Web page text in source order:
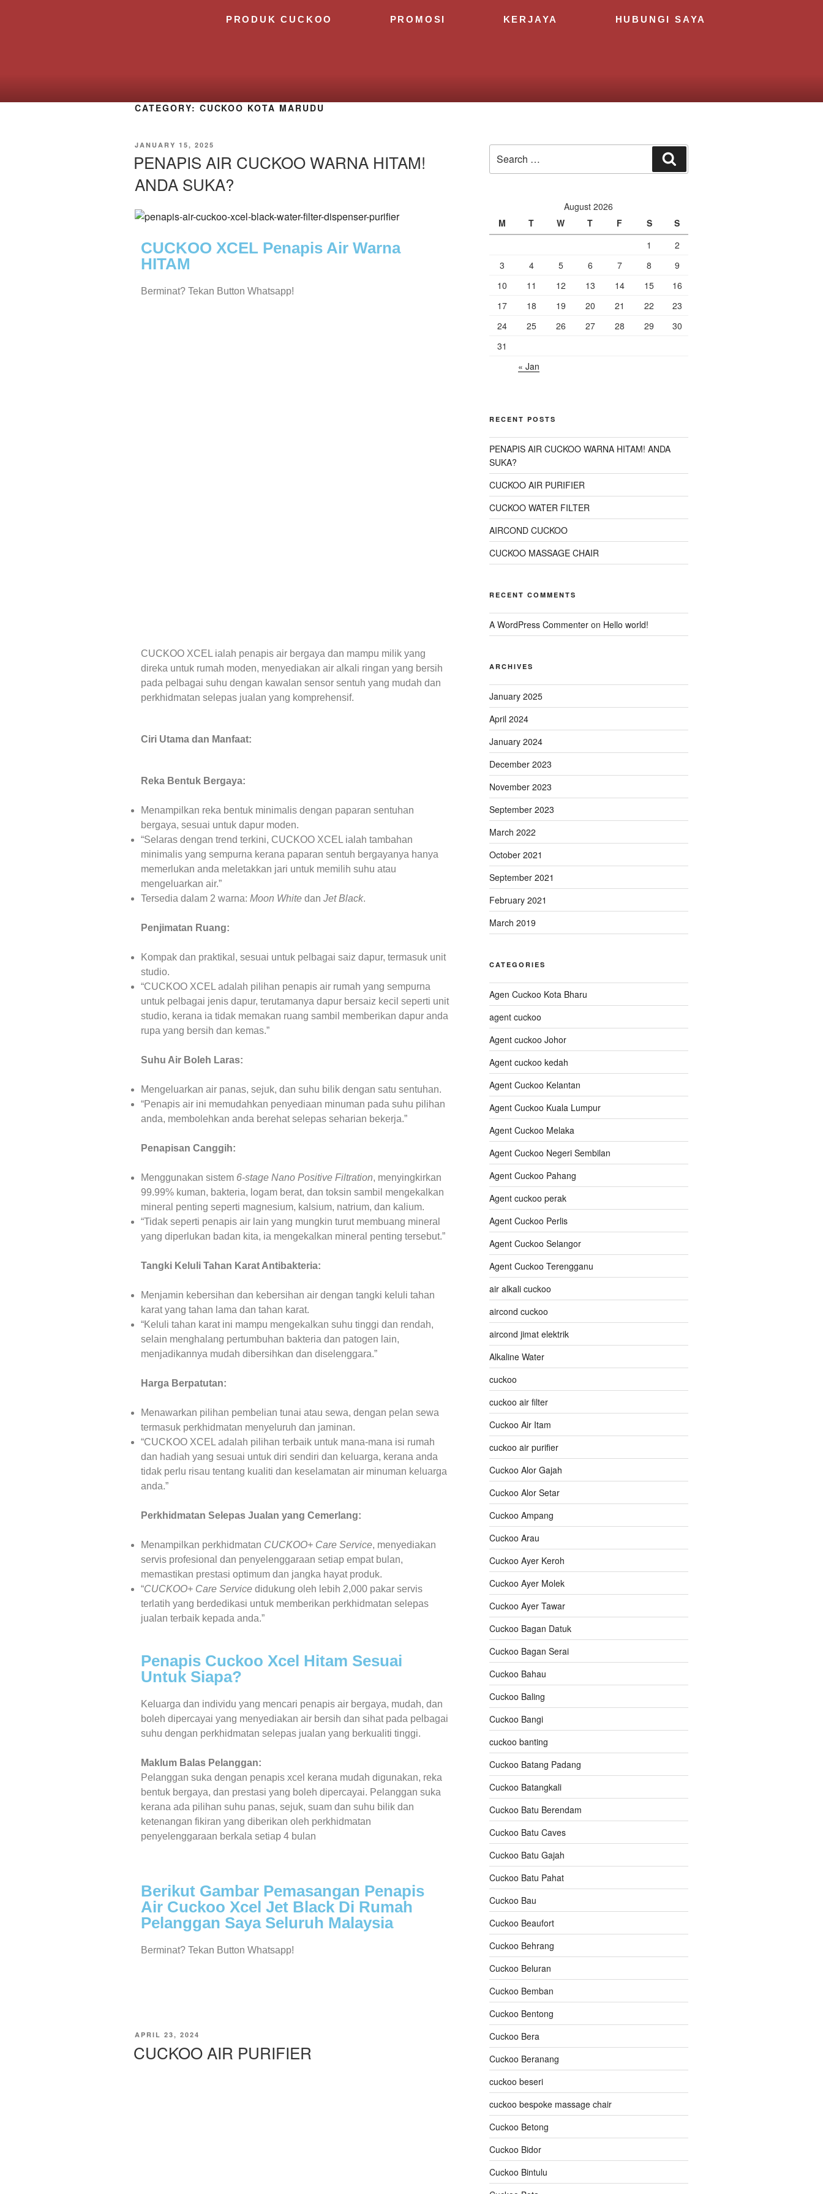
PRODUK CUCKOO PROMOSI KERJAYA HUBUNGI SAYA
CATEGORY: CUCKOO KOTA MARUDU
JANUARY 15, 2025
PENAPIS AIR CUCKOO WARNA HITAM!
ANDA SUKA?
CUCKOO XCEL Penapis Air Warna
HITAM
Berminat? Tekan Button Whatsapp!
CUCKOO XCEL ialah penapis air bergaya dan mampu milik yang
direka untuk rumah moden, menyediakan air alkali ringan yang bersih
pada pelbagai suhu dengan kawalan sensor sentuh yang mudah dan
perkhidmatan selepas jualan yang komprehensif.
Ciri Utama dan Manfaat:
Reka Bentuk Bergaya:
Menampilkan reka bentuk minimalis dengan paparan sentuhan
bergaya, sesuai untuk dapur moden.
“Selaras dengan trend terkini, CUCKOO XCEL ialah tambahan
minimalis yang sempurna kerana paparan sentuh bergayanya hanya
memerlukan anda meletakkan jari untuk memilih suhu atau
mengeluarkan air.”
Tersedia dalam 2 warna: Moon White dan Jet Black.
Penjimatan Ruang:
Kompak dan praktikal, sesuai untuk pelbagai saiz dapur, termasuk unit
studio.
“CUCKOO XCEL adalah pilihan penapis air rumah yang sempurna
untuk pelbagai jenis dapur, terutamanya dapur bersaiz kecil seperti unit
studio, kerana ia tidak memakan ruang sambil memberikan dapur anda
rupa yang bersih dan kemas.”
Suhu Air Boleh Laras:
Mengeluarkan air panas, sejuk, dan suhu bilik dengan satu sentuhan.
“Penapis air ini memudahkan penyediaan minuman pada suhu pilihan
anda, membolehkan anda berehat selepas seharian bekerja.”
Penapisan Canggih:
Menggunakan sistem 6-stage Nano Positive Filtration, menyingkirkan
99.99% kuman, bakteria, logam berat, dan toksin sambil mengekalkan
mineral penting seperti magnesium, kalsium, natrium, dan kalium.
“Tidak seperti penapis air lain yang mungkin turut membuang mineral
yang diperlukan badan kita, ia mengekalkan mineral penting tersebut.”
Tangki Keluli Tahan Karat Antibakteria:
Menjamin kebersihan dan kebersihan air dengan tangki keluli tahan
karat yang tahan lama dan tahan karat.
“Keluli tahan karat ini mampu mengekalkan suhu tinggi dan rendah,
selain menghalang pertumbuhan bakteria dan patogen lain,
menjadikannya mudah dibersihkan dan diselenggara.”
Harga Berpatutan:
Menawarkan pilihan pembelian tunai atau sewa, dengan pelan sewa
termasuk perkhidmatan menyeluruh dan jaminan.
“CUCKOO XCEL adalah pilihan terbaik untuk mana-mana isi rumah
dan hadiah yang sesuai untuk diri sendiri dan keluarga, kerana anda
tidak perlu risau tentang kualiti dan keselamatan air minuman keluarga
anda.”
Perkhidmatan Selepas Jualan yang Cemerlang:
Menampilkan perkhidmatan CUCKOO+ Care Service, menyediakan
servis profesional dan penyelenggaraan setiap empat bulan,
memastikan prestasi optimum dan jangka hayat produk.
“CUCKOO+ Care Service didukung oleh lebih 2,000 pakar servis
terlatih yang berdedikasi untuk memberikan perkhidmatan selepas
jualan terbaik kepada anda.”
Penapis Cuckoo Xcel Hitam Sesuai
Untuk Siapa?
Keluarga dan individu yang mencari penapis air bergaya, mudah, dan
boleh dipercayai yang menyediakan air bersih dan sihat pada pelbagai
suhu dengan perkhidmatan selepas jualan yang berkualiti tinggi.
Maklum Balas Pelanggan:
Pelanggan suka dengan penapis xcel kerana mudah digunakan, reka
bentuk bergaya, dan prestasi yang boleh dipercayai. Pelanggan suka
kerana ada pilihan suhu panas, sejuk, suam dan suhu bilik dan
ketenangan fikiran yang diberikan oleh perkhidmatan
penyelenggaraan berkala setiap 4 bulan
Berikut Gambar Pemasangan Penapis
Air Cuckoo Xcel Jet Black Di Rumah
Pelanggan Saya Seluruh Malaysia
Berminat? Tekan Button Whatsapp!
APRIL 23, 2024
CUCKOO AIR PURIFIER
August 2026
M
T W T F S
S
1
2
3
4 5 6 7 8
9
10
11 12 13 14 15
16
17
18 19 20 21 22
23
24
25 26 27 28 29
30
31
« Jan
RECENT POSTS
PENAPIS AIR CUCKOO WARNA HITAM! ANDA
SUKA?
CUCKOO AIR PURIFIER
CUCKOO WATER FILTER
AIRCOND CUCKOO
CUCKOO MASSAGE CHAIR
RECENT COMMENTS
A WordPress Commenteron Hello world!
ARCHIVES
January 2025
April 2024
January 2024
December 2023
November 2023
September 2023
March 2022
October 2021
September 2021
February 2021
March 2019
CATEGORIES
Agen Cuckoo Kota Bharu
agent cuckoo
Agent cuckoo Johor
Agent cuckoo kedah
Agent Cuckoo Kelantan
Agent Cuckoo Kuala Lumpur
Agent Cuckoo Melaka
Agent Cuckoo Negeri Sembilan
Agent Cuckoo Pahang
Agent cuckoo perak
Agent Cuckoo Perlis
Agent Cuckoo Selangor
Agent Cuckoo Terengganu
air alkali cuckoo
aircond cuckoo
aircond jimat elektrik
Alkaline Water
cuckoo
cuckoo air filter
Cuckoo Air Itam
cuckoo air purifier
Cuckoo Alor Gajah
Cuckoo Alor Setar
Cuckoo Ampang
Cuckoo Arau
Cuckoo Ayer Keroh
Cuckoo Ayer Molek
Cuckoo Ayer Tawar
Cuckoo Bagan Datuk
Cuckoo Bagan Serai
Cuckoo Bahau
Cuckoo Baling
Cuckoo Bangi
cuckoo banting
Cuckoo Batang Padang
Cuckoo Batangkali
Cuckoo Batu Berendam
Cuckoo Batu Caves
Cuckoo Batu Gajah
Cuckoo Batu Pahat
Cuckoo Bau
Cuckoo Beaufort
Cuckoo Behrang
Cuckoo Beluran
Cuckoo Bemban
Cuckoo Bentong
Cuckoo Bera
Cuckoo Beranang
cuckoo beseri
cuckoo bespoke massage chair
Cuckoo Betong
Cuckoo Bidor
Cuckoo Bintulu